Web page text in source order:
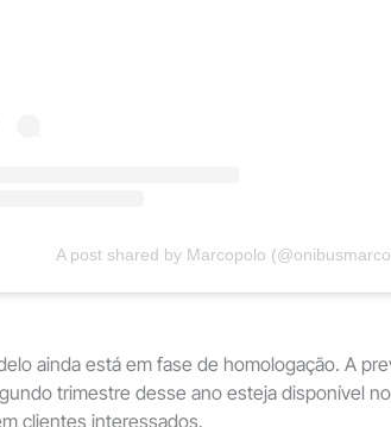
A post shared by Marcopolo
ainda está em fase de homologação. A
trimestre desse ano esteja disponível
clientes interessados.